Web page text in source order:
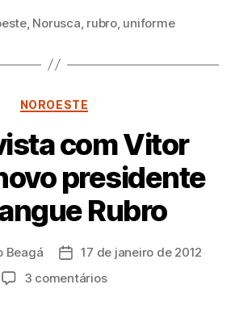
, Norusca, rubro, uniforme
Categorias
NOROESTE
com Vitor
presidente
Rubro
Beagá
Data
de
17 de janeiro de 2012
3 comentáriosem